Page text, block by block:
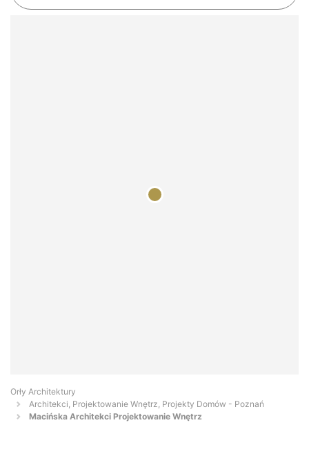
Orły Architektury
Architekci, Projektowanie Wnętrz, Projekty Domów - Poznań
Macińska Architekci Projektowanie Wnętrz